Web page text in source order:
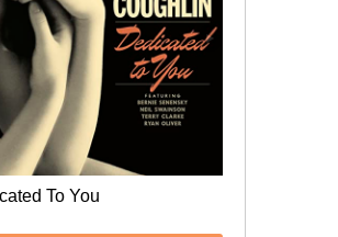
To You